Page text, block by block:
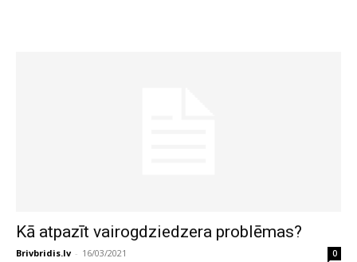
Kā atpazīt vairogdziedzera problēmas?
Brivbridis.lv - 16/03/2021 0